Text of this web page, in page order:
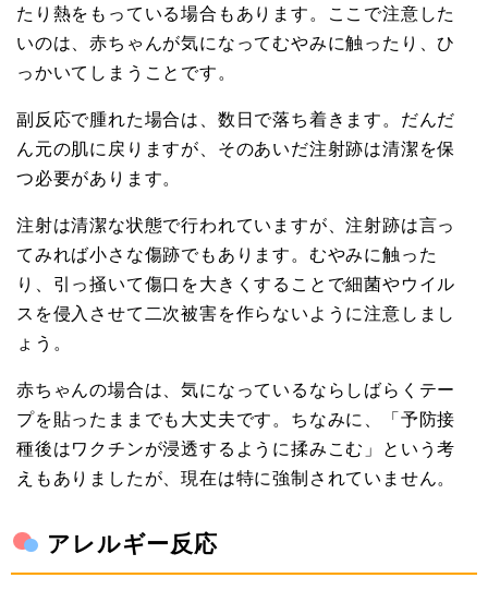
たり熱をもっている場合もあります。ここで注意した
いのは、赤ちゃんが気になってむやみに触ったり、ひ
っかいてしまうことです。
副反応で腫れた場合は、数日で落ち着きます。だんだ
ん元の肌に戻りますが、そのあいだ注射跡は清潔を保
つ必要があります。
注射は清潔な状態で行われていますが、注射跡は言っ
てみれば小さな傷跡でもあります。むやみに触った
り、引っ掻いて傷口を大きくすることで細菌やウイル
スを侵入させて二次被害を作らないように注意しまし
ょう。
赤ちゃんの場合は、気になっているならしばらくテー
プを貼ったままでも大丈夫です。ちなみに、「予防接
種後はワクチンが浸透するように揉みこむ」という考
えもありましたが、現在は特に強制されていません。
アレルギー反応